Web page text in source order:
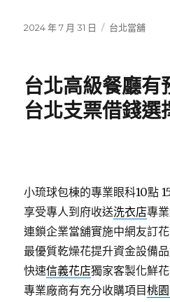
發
2024 年 7 月 31 日
分
台北當舖
台北高級餐廳有
台北支票借錢選
小琉球包棟的專業眼科10點
享受專人到府收送洗衣店專
連鎖企業當舖實施中網友訂
最優質乾燥花提升資金設備
快速信義花店獨家客製化鮮
專業廠商有充分收購項目桃